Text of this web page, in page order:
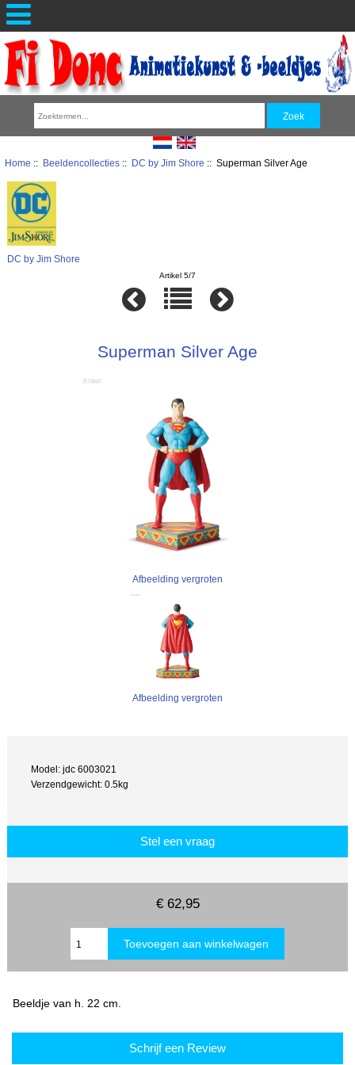
Home :: Beeldencollecties:: DC by Jim Shore :: Superman Silver Age
DC by Jim Shore
Artikel 5/7
Superman Silver Age
Afbeelding vergroten
Afbeelding vergroten
Model: jdc 6003021
Verzendgewicht: 0.5kg
Stel een vraag
€ 62,95
Beeldje van h. 22 cm.
Schrijf een Review